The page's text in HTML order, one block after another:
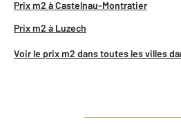
Prix m2 à Castelnau-Montratier
Prix m2 à Luzech
Voir le prix m2 dans toutes les villes